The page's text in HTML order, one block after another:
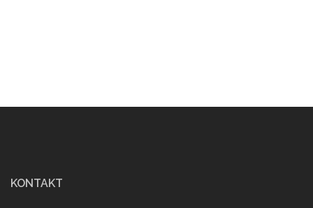
KONTAKT